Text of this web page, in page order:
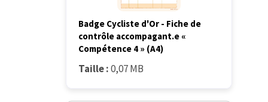
Badge Cycliste d'Or - Fiche de
contrôle accompagant.e «
Compétence 4 » (A4)
Taille :0,07 MB